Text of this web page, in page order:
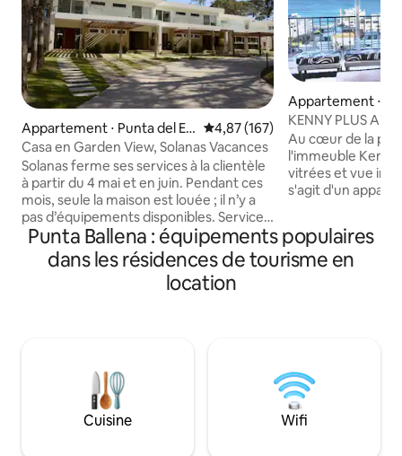
Appartement ⋅ Punta del Es
te
Évaluation moyenne sur la
4,87 (167)
Casa en Garden View, Solanas Vacances
Solanas ferme ses services à la clientèle
à partir du 4 mai et en juin. Pendant ces
mois, seule la maison est louée ; il n’y a
pas d’équipements disponibles. Service
de ménage disponible. Maison en duplex
à Garden View Solanas Vacation, Punta
del Este, pour 6 personnes. Il dispose de
deux chambres, l’une avec un lit double
entièrement équipée et d’un canapé-lit
pour deux personnes. Il dispose de son
propre barbecue et d’un service de
Appartement ⋅
e
KENNY PLUS Air
chauffage • Vue
King size
Au cœur de la
l'immeuble Kennedy Grandes
vitrées et vue
s'agit d'un
Excellent
de la Rambla, du
Los Ingleses et de
NETFLIX Punta
prêt à l'arrivée
Punta Ballena : équipements populaires
dans les résidences de tourisme en
location
Cuisine Wifi